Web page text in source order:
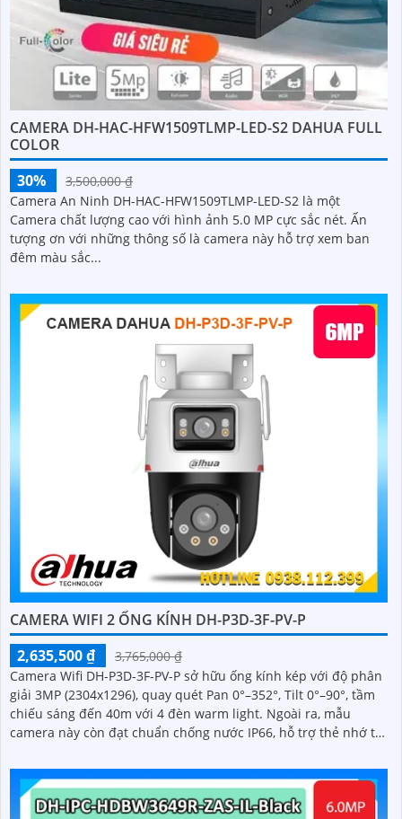
CAMERA DH-HAC-HFW1509TLMP-LED-S2 DAHUA FULL
COLOR
30%
3,500,000 ₫
Camera An Ninh DH-HAC-HFW1509TLMP-LED-S2 là một
Camera chất lượng cao với hình ảnh 5.0 MP cực sắc nét. Ấn
tượng ơn với những thông số là camera này hỗ trợ xem ban
đêm màu sắc...
CAMERA WIFI 2 ỐNG KÍNH DH-P3D-3F-PV-P
2,635,500 ₫
3,765,000 ₫
Camera Wifi DH-P3D-3F-PV-P sở hữu ống kính kép với độ phân
giải 3MP (2304x1296), quay quét Pan 0°–352°, Tilt 0°–90°, tầm
chiếu sáng đến 40m với 4 đèn warm light. Ngoài ra, mẫu
camera này còn đạt chuẩn chống nước IP66, hỗ trợ thẻ nhớ tối